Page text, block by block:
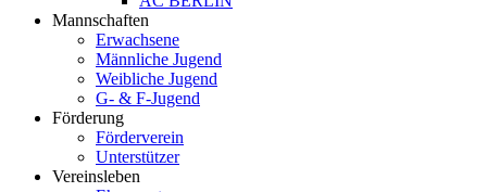
Mannschaften
Erwachsene
Männliche Jugend
Weibliche Jugend
G- & F‑Jugend
Förderung
Förderverein
Unterstützer
Vereinsleben